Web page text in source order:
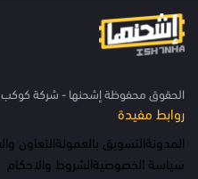
الحقوق محفوظة إشحنها - شركة كوكب
روابط مفيدة
المدونةالتسويق بالعمولةالتعاون
سياسة الخصوصيةالشروط والاحكام